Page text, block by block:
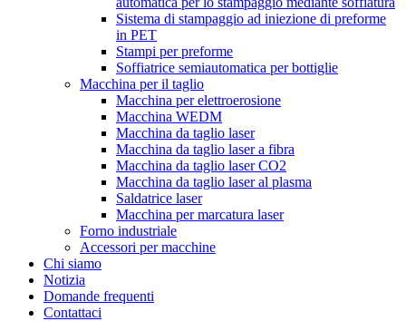
Sistema di stampaggio ad iniezione di preforme
in PET
Stampi per preforme
Soffiatrice semiautomatica per bottiglie
Macchina per il taglio
Macchina per elettroerosione
Macchina WEDM
Macchina da taglio laser
Macchina da taglio laser a fibra
Macchina da taglio laser CO2
Macchina da taglio laser al plasma
Saldatrice laser
Macchina per marcatura laser
Forno industriale
Accessori per macchine
Chi siamo
Notizia
Domande frequenti
Contattaci